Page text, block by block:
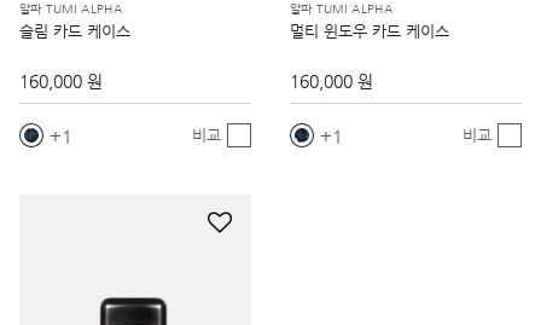
알파 TUMI ALPHA
슬림 카드 케이스
160,000 원
1 비교
알파 TUMI ALPHA
멀티 윈도우 카드 케이스
160,000 원
1 비교